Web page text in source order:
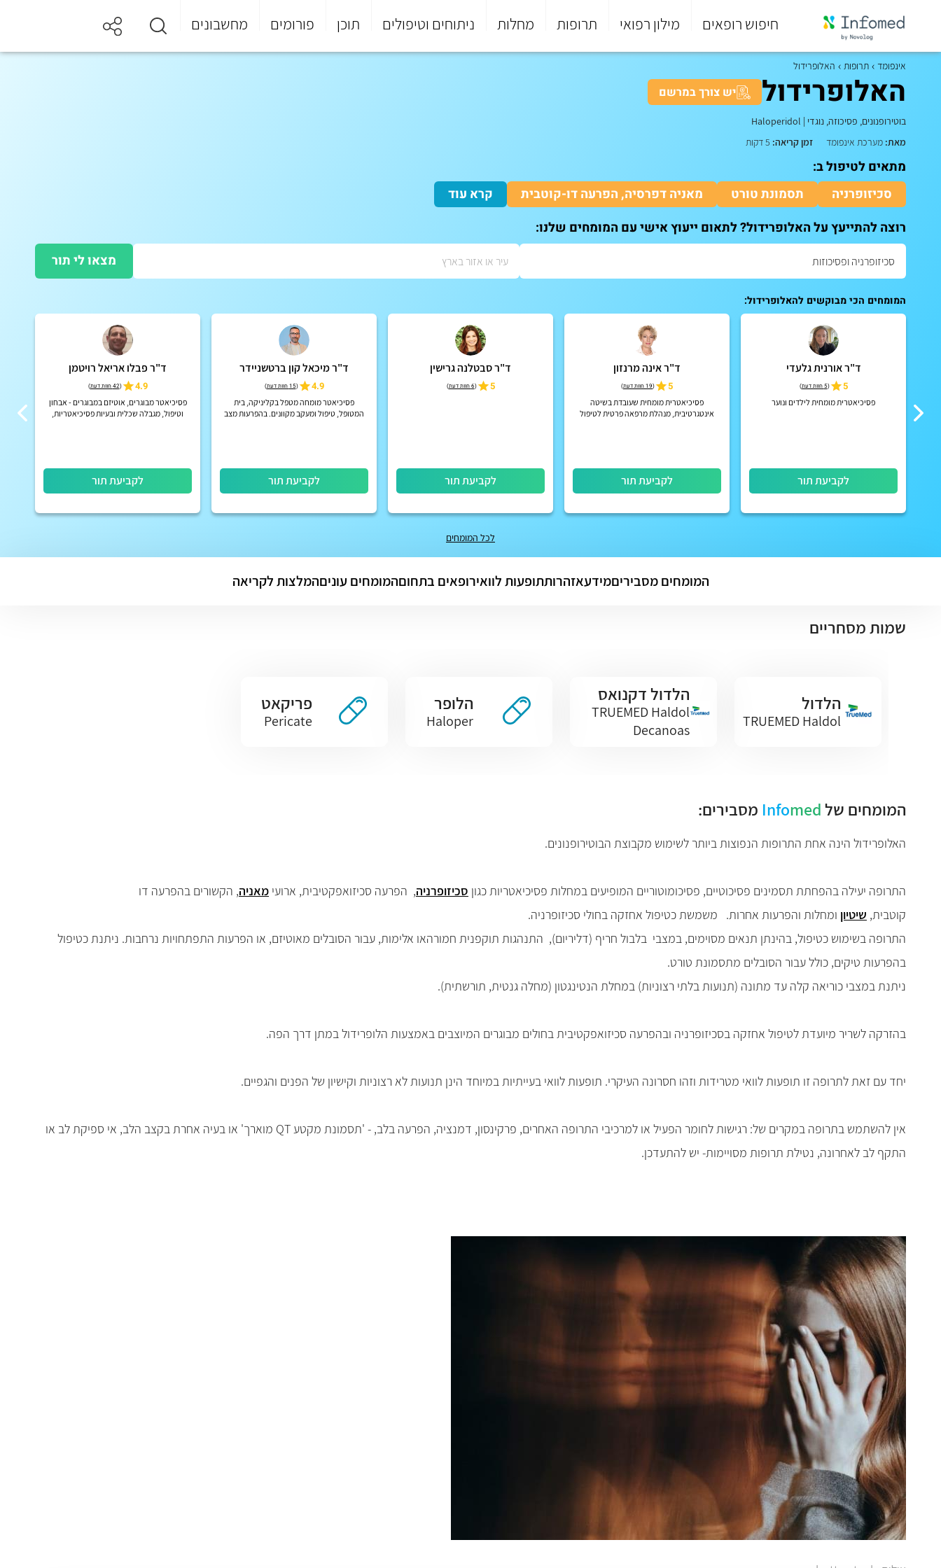
חיפוש רופאים מילון רפואי תרופות מחלות ניתוחים וטיפולים תוכן פורומים מחשבונים
סוף
הראשי.
אינפומד תרופות האלופרידול
האלופרידול יש צורך במרשם
בוטירופנונים, פסיכוזה, נוגדי |
Haloperidol
מאת: מערכת אינפומד זמן קריאה:
מתאים לטיפול ב:
סכיזופרניה
תסמונת טורט מאניה דפרסיה, הפרעה דו-קוטבית
קרא עוד
רוצה להתייעץ על האלופרידול? לתאום ייעוץ אישי עם המומחים שלנו:
מצאו לי תור
המומחים הכי מבוקשים להאלופרידול:
ד"ר אורנית גלעדי
5
(5 חוות דעת )
פסיכיאטרית מומחית לילדים ונוער
לקביעת תור
ד"ר אינה מרנזון
5
(19 חוות דעת )
פסיכיאטרית מומחית שעובדת בשיטה
אינטגרטיבית, מנהלת מרפאה פרטית לטיפול
לקביעת תור
ד"ר סבטלנה גרישין
5
(6 חוות דעת )
לקביעת תור
ד"ר מיכאל קון ברטשניידר
4.9
(15 חוות דעת )
פסיכיאטר מומחה מטפל בקליניקה, בית
המטופל, טיפול ומעקב מקוונים. בהפרעות מצב
לקביעת תור
ד"ר פבלו אריאל רויטמן
4.9
(42 חוות דעת )
פסיכיאטר מבוגרים, אוטיזם במבוגרים - אבחון
וטיפול, מגבלה שכלית ובעיות פסיכיאטריות,
לקביעת תור
לכל המומחים
המומחים מסביריםמידעאזהרותתופעות לוואירופאים בתחוםהמומחים עוניםהמלצות לקריאה
שמות מסחריים
הלדול
TRUEMED Haldol
הלדול דקנואס
TRUEMED Haldol
Decanoas
הלופר
Haloper
פריקאט
Pericate
המומחים של Infomed מסבירים:
האלופרידול הינה אחת התרופות הנפוצות ביותר לשימוש מקבוצת הבוטירופנונים.
התרופה יעילה בהפחתת תסמינים פסיכוטיים, פסיכומוטוריים המופיעים במחלות פסיכיאטריות כגון סכיזופרניה, הפרעה סכיזואפקטיבית, ארועי מאניה, הקשורים בהפרעה דו
קוטבית, שיטיון ומחלות והפרעות אחרות.
משמשת כטיפול אחזקה בחולי סכיזופרניה.
התרופה בשימוש כטיפול, בהינתן תנאים מסוימים, במצבי בלבול חריף (דליריום), התנהגות תוקפנית חמורהאו אלימות, עבור הסובלים מאוטיזם, או הפרעות התפתחויות נרחבות. ניתנת כטיפול
בהפרעות טיקים, כולל עבור הסובלים מתסמונת טורט.
ניתנת במצבי כוריאה קלה עד מתונה (תנועות בלתי רצוניות) במחלת הנטינגטון (מחלה גנטית, תורשתית).
בהזרקה לשריר מיועדת לטיפול אחזקה בסכיזופרניה ובהפרעה סכיזואפקטיבית בחולים מבוגרים המיוצבים באמצעות הלופרידול במתן דרך הפה.
יחד עם זאת לתרופה זו תופעות לוואי מטרידות וזהו חסרונה העיקרי. תופעות לוואי בעייתיות במיוחד הינן תנועות לא רצוניות וקישיון של הפנים והגפיים.
אין להשתמש בתרופה במקרים של: רגישות לחומר הפעיל או למרכיבי התרופה האחרים, פרקינסון, דמנציה, הפרעה בלב, - 'תסמונת מקטע
מוארך' או בעיה אחרת בקצב הלב, אי ספיקת לב או
התקף לב לאחרונה, נטילת תרופות מסויימות- יש להתעדכן.